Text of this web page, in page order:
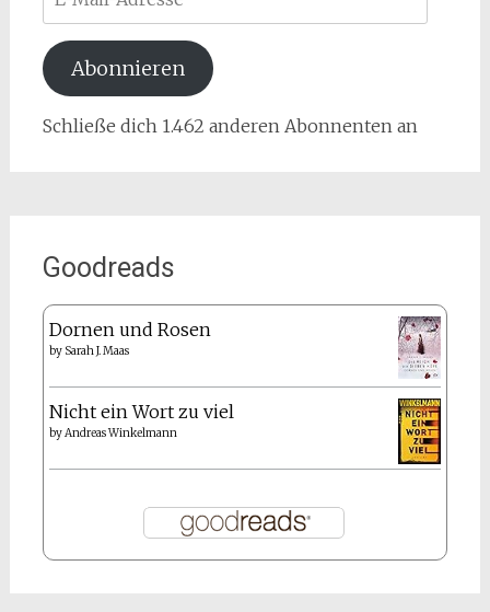
Mail-
Adresse
Abonnieren
Schließe dich 1.462 anderen Abonnenten an
Goodreads
Dornen und Rosen
by Sarah J. Maas
Nicht ein Wort zu viel
byAndreas Winkelmann